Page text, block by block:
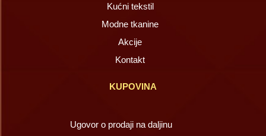
Kućni tekstil
Modne tkanine
Akcije
Kontakt
KUPOVINA
Ugovor o prodaji na daljinu